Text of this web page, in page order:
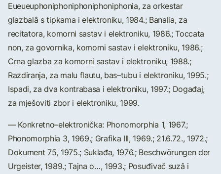
Eueueuphoniphoniphoniphoniphonia, za orkestar
glazbalâ s tipkama i elektroniku, 1984.; Banalia, za
recitatora, komorni sastav i elektroniku, 1986.; Toccata
non, za govornika, komorni sastav i elektroniku, 1986.;
Crna glazba za komorni sastav i elektroniku, 1988.;
Razdiranja, za malu flautu, bas–tubu i elektroniku, 1995.;
Ispadi, za dva kontrabasa i elektroniku, 1997.; Događaj,
za mješoviti zbor i elektroniku, 1999.
— Konkretno–elektronička: Phonomorphia 1, 1967.;
Phonomorphia 3, 1969.; Grafika III, 1969.; 21.6.72., 1972.;
Dokument 75, 1975.; Suklađa, 1976.; Beschwörungen der
Urgeister, 1989.; Tajna o…, 1993.; Posuđivač suzâ i